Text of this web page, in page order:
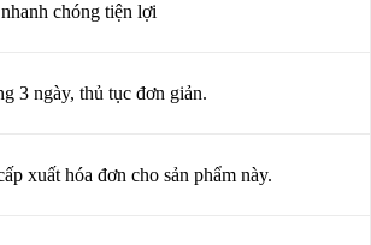
chóng tiện lợi
3 ngày, thủ tục đơn giản.
xuất hóa đơn cho sản phẩm này.